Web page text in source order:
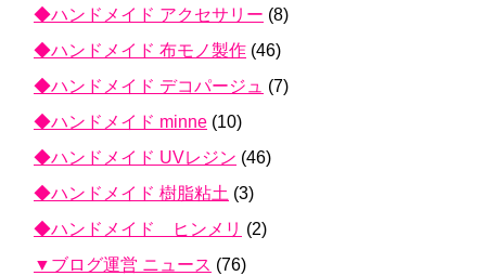
◆ハンドメイド アクセサリー (8)
◆ハンドメイド 布モノ製作 (46)
◆ハンドメイド デコパージュ (7)
◆ハンドメイド minne (10)
◆ハンドメイド UVレジン (46)
◆ハンドメイド 樹脂粘土 (3)
◆ハンドメイド ヒンメリ (2)
▼ブログ運営 ニュース (76)